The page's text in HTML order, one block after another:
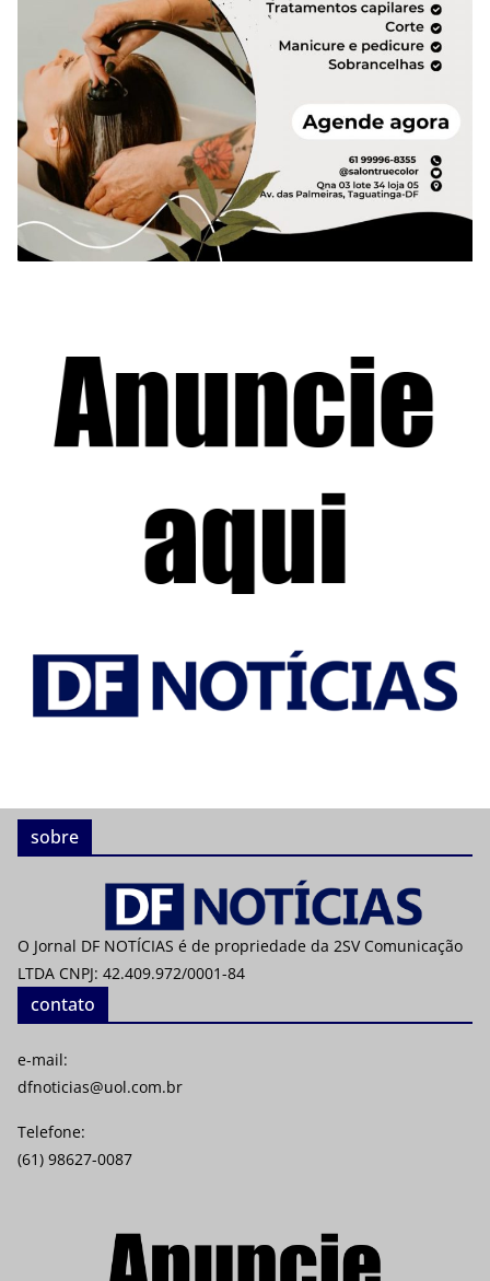
sobre
O Jornal DF NOTÍCIAS é de propriedade da 2SV Comunicação
LTDA CNPJ: 42.409.972/0001-84
contato
e-mail:
dfnoticias@uol.com.br
Telefone:
(61) 98627-0087